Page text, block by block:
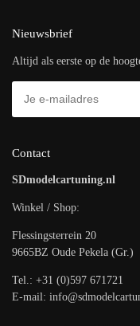
Nieuwsbrief
Altijd als eerste op de
Contact
SDmodelcartuning.nl
Winkel / Shop:
Flessingsterrein 20
9665BZ Oude Pekela (Gr.)
Tel.: +31 (0)597 671721
E-mail: